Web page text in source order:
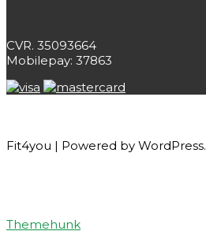
CVR. 35093664
Mobilepay: 37863
Fit4you | Powered by WordPress.
Themehunk